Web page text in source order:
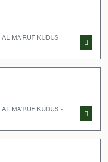
MA'RUF KUDUS -
MA'RUF KUDUS -